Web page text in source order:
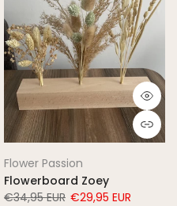
Flower Passion
Flowerboard Zoey
€34,95 EUR €29,95 EUR